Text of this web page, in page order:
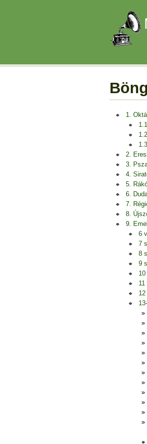
1.
2.
3.
4.
5.
6.
7.
8.
9.
6
7
8
9